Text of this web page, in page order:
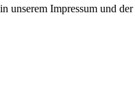
unserem Impressum und der